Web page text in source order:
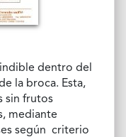
dentro del
la broca. Esta,
sin frutos
mediante
según criterio